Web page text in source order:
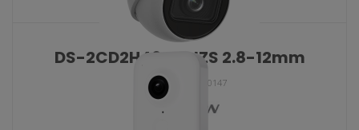
DS-2CD2H46G2-IZS 2.8-12mm
KATALOŠKI BROJ: 10147